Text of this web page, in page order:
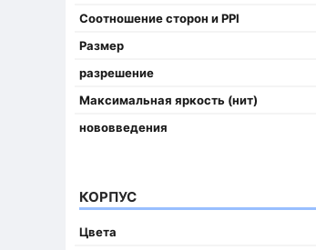
Соотношение сторон и PPI
Размер
разрешение
Максимальная яркость (нит)
нововведения
КОРПУС
Цвета